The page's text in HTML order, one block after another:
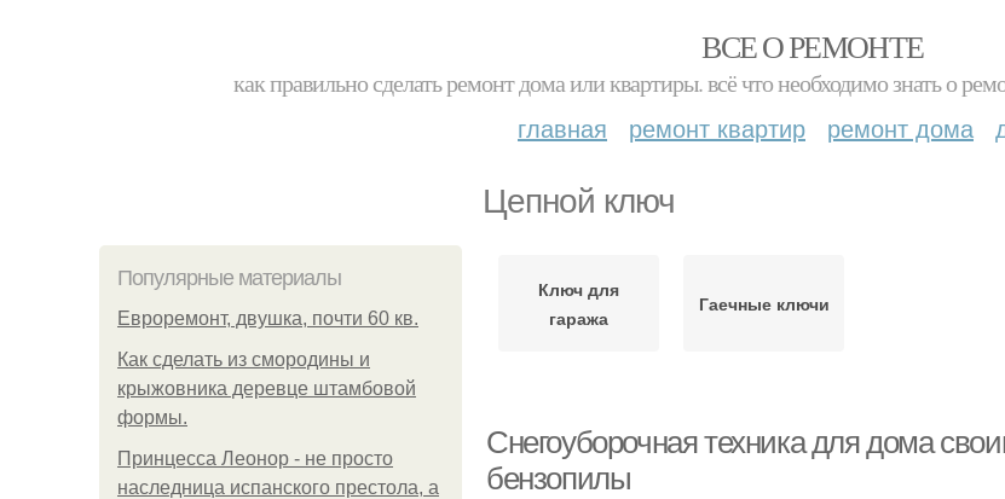
ВСЕ О РЕМОНТЕ
как правильно сделать ремонт дома или квартиры. всё что необходимо знать о
главная ремонт квартир ремонт дома
Цепной ключ
Популярные материалы
Евроремонт, двушка, почти 60 кв.
Как сделать из смородины и
крыжовника деревце штамбовой
формы.
Принцесса Леонор - не просто
наследница испанского престола, а
Ключ для
гаража
Гаечные ключи
Снегоуборочная техника для дома
бензопилы